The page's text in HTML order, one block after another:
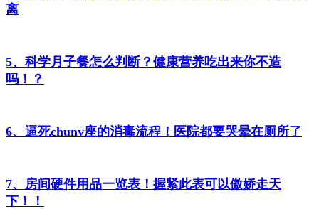
离
5、科学月子餐怎么判断？健康营养吃出来你不造
吗！？
6、逼死chunv座的消毒流程！医院都要哭晕在厕所了
7、房间硬件用品一览表！握紧此表可以傲娇走天
下！！